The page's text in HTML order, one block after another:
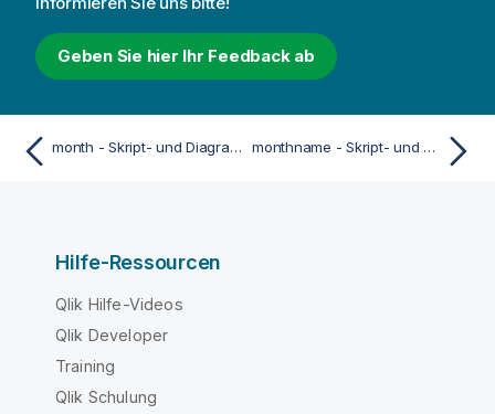
Geben Sie hier Ihr Feedback ab
month - Skript- und Diagrammfunktion monthname - Skript- und Diagrammfunktion
Hilfe-Ressourcen
Qlik Hilfe-Videos
Qlik Developer
Training
Qlik Schulung